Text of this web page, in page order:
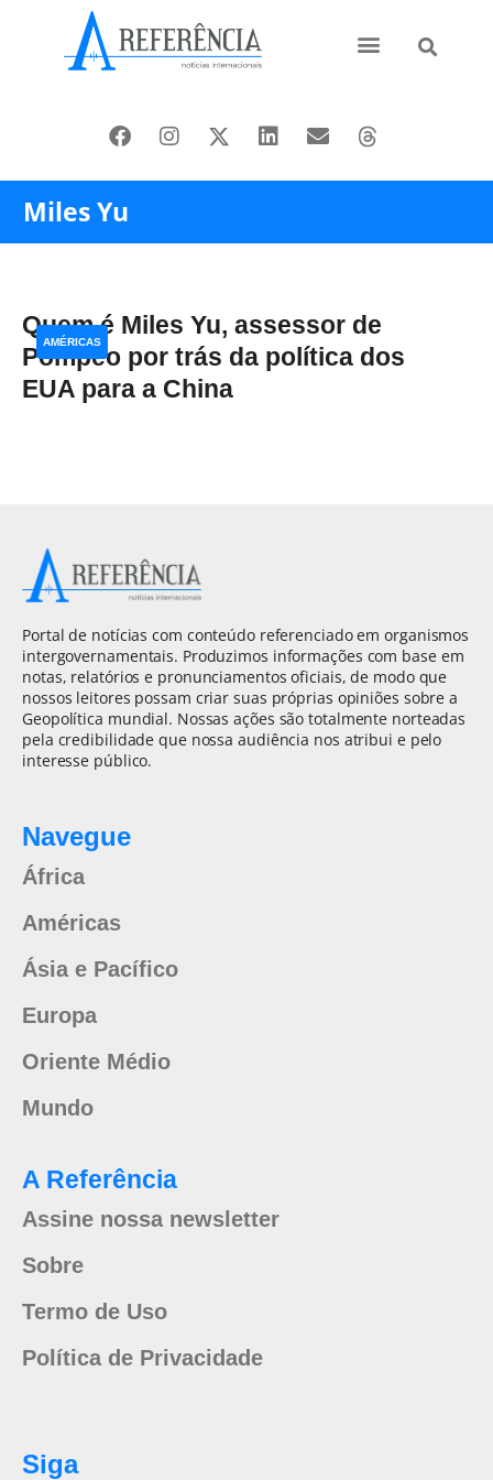
Miles Yu
Quem é Miles Yu, assessor de
Pompeo por trás da política dos
EUA para a China
AMÉRICAS
Portal de notícias com conteúdo referenciado em organismos
intergovernamentais. Produzimos informações com base em
notas, relatórios e pronunciamentos oficiais, de modo que
nossos leitores possam criar suas próprias opiniões sobre a
Geopolítica mundial. Nossas ações são totalmente norteadas
pela credibilidade que nossa audiência nos atribui e pelo
interesse público.
Navegue
África
Américas
Ásia e Pacífico
Europa
Oriente Médio
Mundo
A Referência
Assine nossa newsletter
Sobre
Termo de Uso
Política de Privacidade
Siga